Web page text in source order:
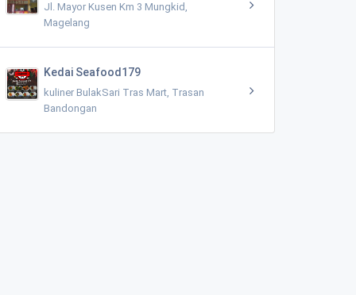
Jl. Mayor Kusen Km 3 Mungkid,
Magelang
Kedai Seafood179
kuliner BulakSari Tras Mart, Trasan
Bandongan